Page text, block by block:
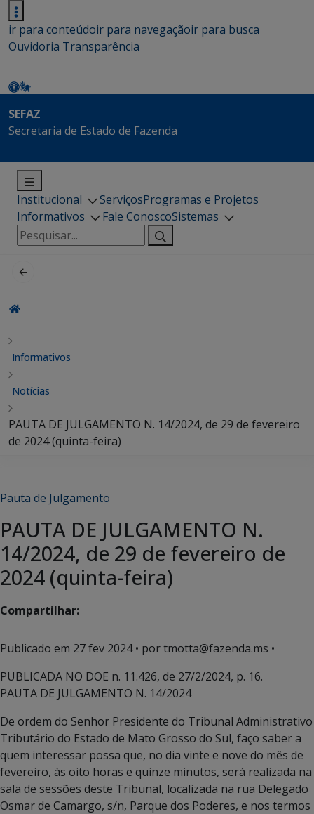
ir para conteúdoir para navegaçãoir para busca
Ouvidoria Transparência
SEFAZ
Secretaria de Estado de Fazenda
Institucional ServiçosProgramas e Projetos
Informativos
Fale ConoscoSistemas
Pesquisar
por:
Informativos
Notícias
PAUTA DE JULGAMENTO N. 14/2024, de 29 de fevereiro
de 2024 (quinta-feira)
Pauta de Julgamento
PAUTA DE JULGAMENTO N.
14/2024, de 29 de fevereiro de
2024 (quinta-feira)
Compartilhar:
Publicado em 27 fev 2024• por tmotta@fazenda.ms •
PUBLICADA NO DOE n. 11.426, de 27/2/2024, p. 16.
PAUTA DE JULGAMENTO N. 14/2024
De ordem do Senhor Presidente do Tribunal Administrativo
Tributário do Estado de Mato Grosso do Sul, faço saber a
quem interessar possa que, no dia vinte e nove do mês de
fevereiro, às oito horas e quinze minutos, será realizada na
sala de sessões deste Tribunal, localizada na rua Delegado
Osmar de Camargo, s/n, Parque dos Poderes, e nos termos